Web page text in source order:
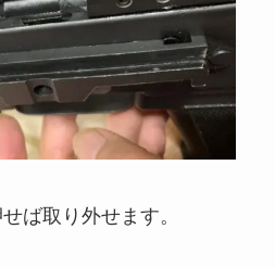
ば取り外せます。